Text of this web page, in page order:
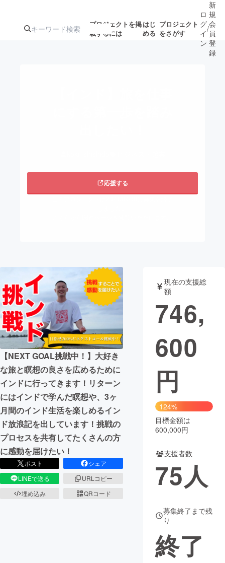
プロジェクトを掲
載するには
はじ
める
プロジェクト
をさがす
CAMPFIRE for Social Good
CAMPFIREふるさと納税machi-ya コミュニティ
ロ
グ
イ
ン
/
新
規
会
員
登
録
応援する
【NEXT GOAL挑戦中！】大好き
な旅と瞑想の良さを広めるために
インドに行ってきます！リターン
にはインドで学んだ瞑想や、3ヶ
月間のインド生活を楽しめるイン
ド放浪記を出しています！挑戦の
プロセスを共有してたくさんの方
に感動を届けたい！
ポスト
シェア
LINEで送る
URLコピー
埋め込み
QRコード
現在の支援総
額
746,
600
円
124%
目標金額は
600,000円
支援者数
75人
募集終了まで残
り
終了